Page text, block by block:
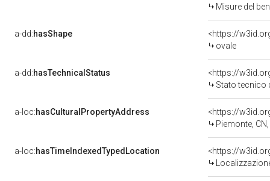
Misure del
a-dd:hasShape
<https://
ovale
a-dd:hasTechnicalStatus
<https://
Stato tecnico
a-loc:hasCulturalPropertyAddress
<https://
Piemonte,
a-loc:hasTimeIndexedTypedLocation
<https://